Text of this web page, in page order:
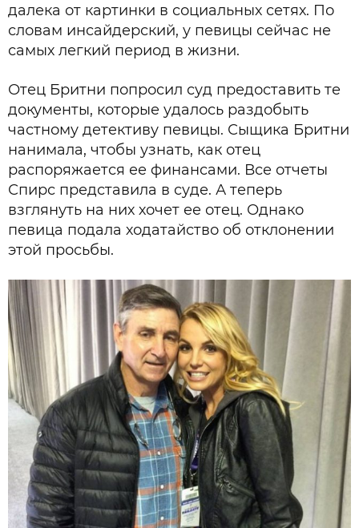
далека от картинки в социальных сетях. По
словам инсайдерский, у певицы сейчас не
самых легкий период в жизни.
Отец Бритни попросил суд предоставить те
документы, которые удалось раздобыть
частному детективу певицы. Сыщика Бритни
нанимала, чтобы узнать, как отец
распоряжается ее финансами. Все отчеты
Спирс представила в суде. А теперь
взглянуть на них хочет ее отец. Однако
певица подала ходатайство об отклонении
этой просьбы.